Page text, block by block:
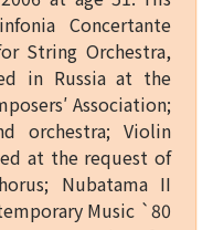
Concertante
String Orchestra,
in Russia at the
Association;
orchestra; Violin
at the request of
Nubatama II
Music `80